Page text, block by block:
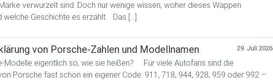
verwurzelt sind. Doch nur wenige wissen, woher dieses Wappen
welche Geschichte es erzählt. Das […]
von Porsche-Zahlen und Modellnamen 29. Juli 2026
Modelle eigentlich so, wie sie heißen? Für viele Autofans sind die
Porsche fast schon ein eigener Code: 911, 718, 944, 928, 959 oder 992 –